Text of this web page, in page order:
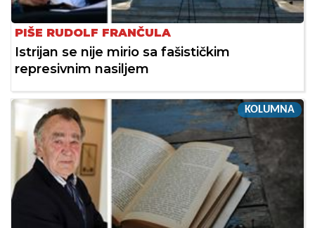
PIŠE RUDOLF FRANČULA
Istrijan se nije mirio sa fašističkim
represivnim nasiljem
KOLUMNA